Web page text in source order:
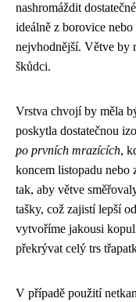
nashromáždit
ideálně z borovice
nejvhodnější. Větve by
škůdci.
Vrstva chvojí by měla
poskytla dostatečnou
po prvních mrazících,
koncem listopadu nebo
tak, aby větve
tašky, což zajistí lepší
vytvoříme jakousi
překrývat celý trs
V případě použití